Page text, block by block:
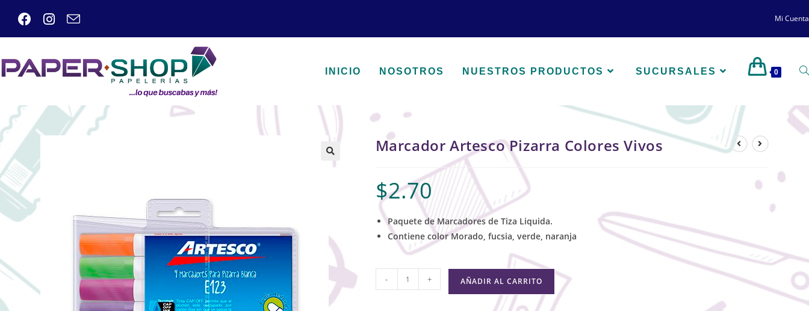
Mi Cuenta
INICIO NOSOTROS NUESTROS PRODUCTOS SUCURSALES 0
🔍
Marcador Artesco Pizarra Colores Vivos
$2.70
Paquete de Marcadores de Tiza Liquida.
Contiene color Morado, fucsia, verde, naranja
- + AÑADIR AL CARRITO